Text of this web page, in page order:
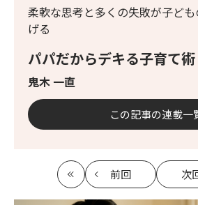
パパだからデキる子育て術
鬼木 一直
柔軟な思考と多くの失敗が子ど
げる
この記事の連載一
最
初
前回
記
次